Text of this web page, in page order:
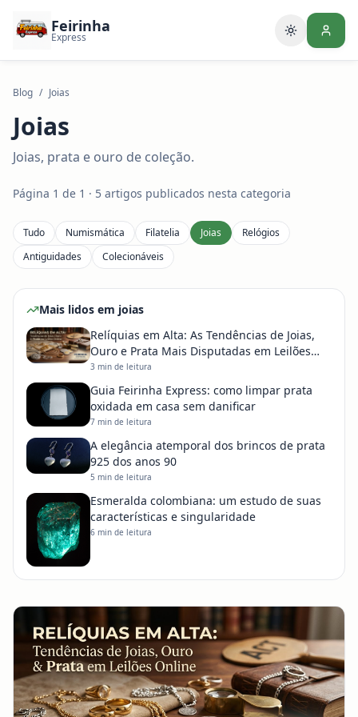
Feirinha
Express Alternar
Blog / Joias
Joias
Joias, prata e ouro de coleção.
Página 1 de 1 · 5 artigos publicados nesta categoria
Tudo Numismática Filatelia Joias
Relógios
Antiguidades
Colecionáveis
Mais lidos em joias
Relíquias em Alta: As Tendências de Joias,
Ouro e Prata Mais Disputadas em Leilões
Online
3 min de leitura
Guia Feirinha Express: como limpar prata
oxidada em casa sem danificar
7 min de leitura
A elegância atemporal dos brincos de prata
925 dos anos 90
5 min de leitura
Esmeralda colombiana: um estudo de suas
características e singularidade
6 min de leitura